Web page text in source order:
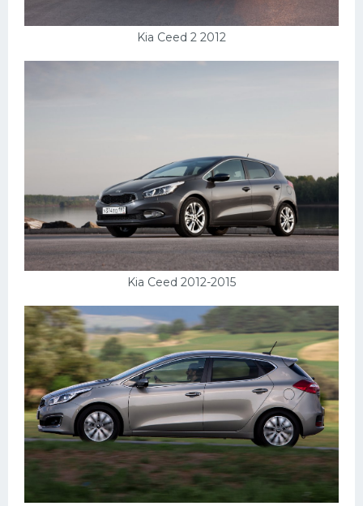
Kia Ceed 2 2012
Kia Ceed 2012-2015